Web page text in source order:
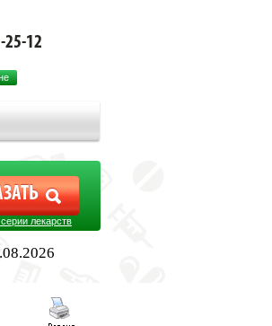
25-12
лекарств